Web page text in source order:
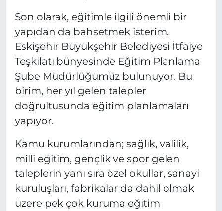
Son olarak, eğitimle ilgili önemli bir
yapıdan da bahsetmek isterim.
Eskişehir Büyükşehir Belediyesi İtfaiye
Teşkilatı bünyesinde Eğitim Planlama
Şube Müdürlüğümüz bulunuyor. Bu
birim, her yıl gelen talepler
doğrultusunda eğitim planlamaları
yapıyor.
Kamu kurumlarından; sağlık, valilik,
milli eğitim, gençlik ve spor gelen
taleplerin yanı sıra özel okullar, sanayi
kuruluşları, fabrikalar da dahil olmak
üzere pek çok kuruma eğitim